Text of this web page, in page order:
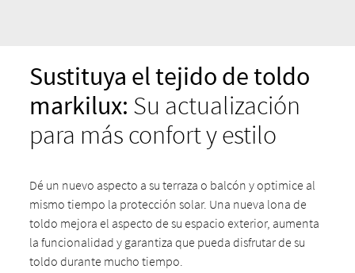
Sustituya el tejido de toldo
markilux: Su actualización
para más confort y estilo
Dé un nuevo aspecto a su terraza o balcón y optimice al
mismo tiempo la protección solar. Una nueva lona de
toldo mejora el aspecto de su espacio exterior, aumenta
la funcionalidad y garantiza que pueda disfrutar de su
toldo durante mucho tiempo.